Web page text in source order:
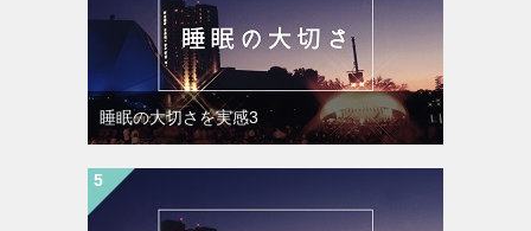
睡眠の大切さを実感3